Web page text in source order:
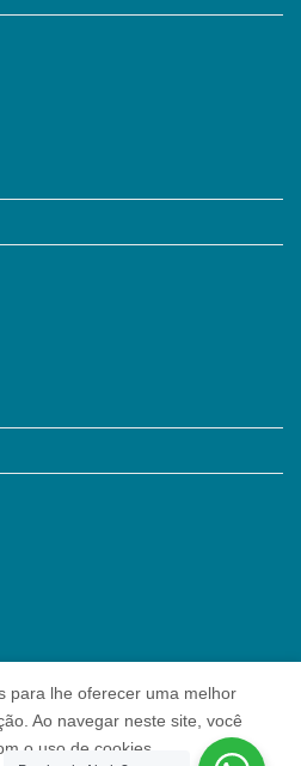
para lhe oferecer uma melhor
Ao navegar neste site, você
o uso de cookies.